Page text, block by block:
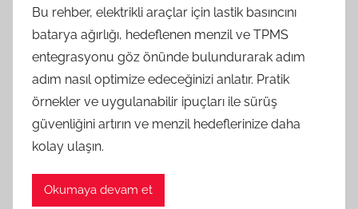
Bu rehber, elektrikli araçlar için lastik basıncını
batarya ağırlığı, hedeflenen menzil ve TPMS
entegrasyonu göz önünde bulundurarak adım
adım nasıl optimize edeceğinizi anlatır. Pratik
örnekler ve uygulanabilir ipuçları ile sürüş
güvenliğini artırın ve menzil hedeflerinize daha
kolay ulaşın.
Okumaya devam et